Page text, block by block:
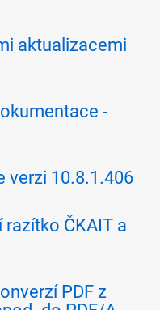
aktualizacemi
-
verzi 10.8.1.406
ČKAIT a
PDF z